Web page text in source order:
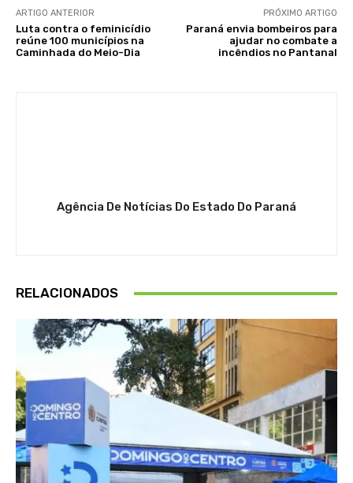
ARTIGO ANTERIOR
Luta contra o feminicídio
reúne 100 municípios na
Caminhada do Meio-Dia
PRÓXIMO ARTIGO
Paraná envia bombeiros para
ajudar no combate a
incêndios no Pantanal
Agência De Notícias Do Estado Do Paraná
RELACIONADOS